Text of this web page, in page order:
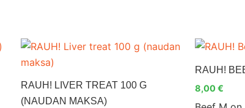
RAUH! LIVER TREAT 100 G
(NAUDAN MAKSA)
RAUH!
8,00€